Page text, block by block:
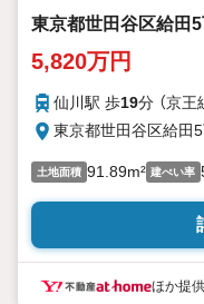
東京都世田谷区給田5
5,820万円
仙川駅 歩19分 （京王
東京都世田谷区給田5
土地面積 91.89m² 建ぺい率
ほか提供